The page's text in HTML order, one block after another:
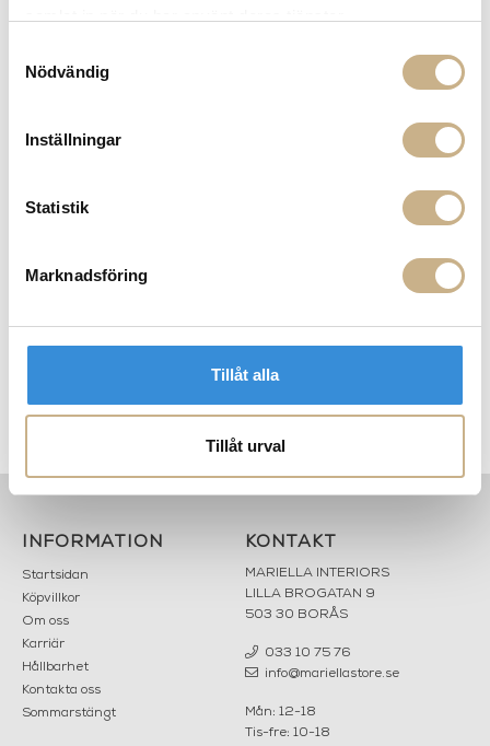
Nödvändig
Inställningar
Statistik
Marknadsföring
Tillåt alla
Tillåt urval
INFORMATION
Startsidan
Köpvillkor
Om oss
Karriär
Hållbarhet
Kontakta oss
Sommarstängt
KONTAKT
MARIELLA INTERIORS
LILLA BROGATAN 9
503 30 BORÅS
033 10 75 76
info@mariellastore.se
Mån: 12-18
Tis-fre: 10-18